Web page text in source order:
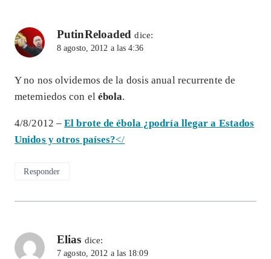
PutinReloaded dice:
8 agosto, 2012 a las 4:36
Y no nos olvidemos de la dosis anual recurrente de
metemiedos con el ébola.
4/8/2012 –El brote de ébola ¿podría llegar a Estados
Unidos y otros países?</
Responder
Elias dice:
7 agosto, 2012 a las 18:09